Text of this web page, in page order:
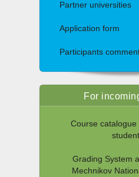
Partner universities
Application form
Participants
For
Course catalogue
Grading System
Mechnikov